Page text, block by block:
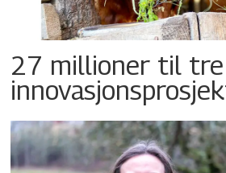
27 millioner til tre